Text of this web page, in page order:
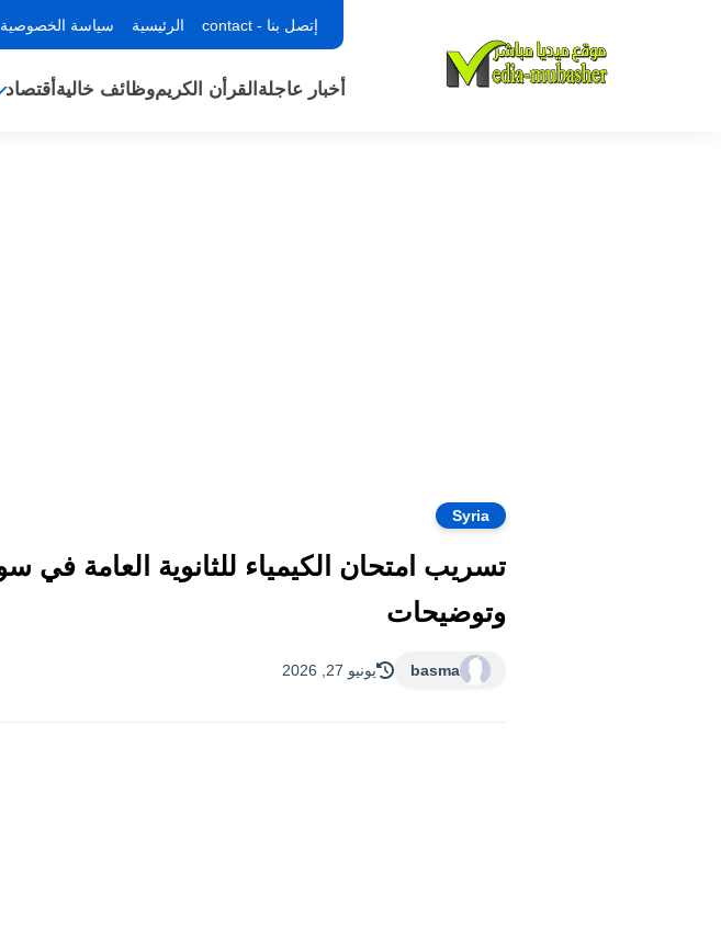
إتصل بنا - contact الرئيسية سياسة الخصوصية
أخبار عاجلة القرأن الكريموظائف خالية أقتصاد
Syria
وتوضيحات
basma يونيو 27, 2026